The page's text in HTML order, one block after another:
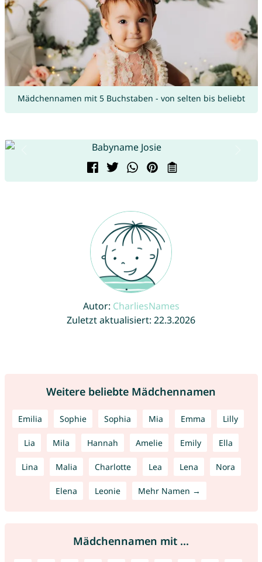
Mädchennamen mit 5 Buchstaben - von selten bis beliebt
Autor: CharliesNames
Zuletzt aktualisiert: 22.3.2026
Weitere beliebte Mädchennamen
Emilia Sophie Sophia Mia Emma Lilly
Lia Mila Hannah Amelie Emily Ella
Lina Malia Charlotte Lea Lena Nora
Elena Leonie Mehr Namen →
Mädchennamen mit ...